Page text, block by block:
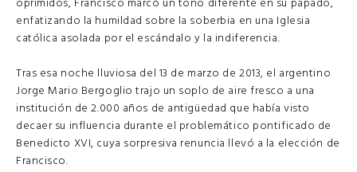
enfatizando la humildad sobre la soberbia en una Iglesia
católica asolada por el escándalo y la indiferencia.
Tras esa noche lluviosa del 13 de marzo de 2013, el argentino
Jorge Mario Bergoglio trajo un soplo de aire fresco a una
institución de 2.000 años de antigüedad que había visto
decaer su influencia durante el problemático pontificado de
Benedicto XVI, cuya sorpresiva renuncia llevó a la elección de
Francisco.